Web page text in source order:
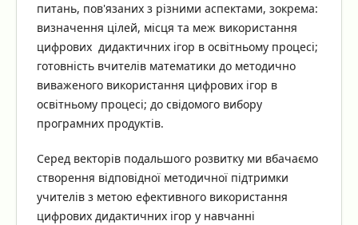
питань, пов'язаних з різними аспектами, зокрема:
визначення цілей, місця та меж використання
цифрових дидактичних ігор в освітньому процесі;
готовність вчителів математики до методично
виваженого використання цифрових ігор в
освітньому процесі; до свідомого вибору
програмних продуктів.
Серед векторів подальшого розвитку ми вбачаємо
створення відповідної методичної підтримки
учителів з метою ефективного використання
цифрових дидактичних ігор у навчанні